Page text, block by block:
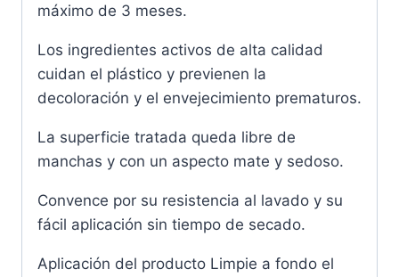
máximo de 3 meses.
Los ingredientes activos de alta calidad
cuidan el plástico y previenen la
decoloración y el envejecimiento prematuros.
La superficie tratada queda libre de
manchas y con un aspecto mate y sedoso.
Convence por su resistencia al lavado y su
fácil aplicación sin tiempo de secado.
Aplicación del producto Limpie a fondo el